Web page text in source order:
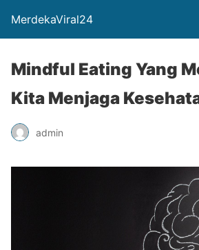
MerdekaViral24
Mindful Eating Yang
Kita Menjaga
admin